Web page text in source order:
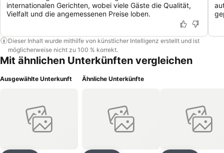
internationalen Gerichten, wobei viele Gäste die Qualität,
Vielfalt und die angemessenen Preise loben.
Dieser Inhalt wurde mithilfe von künstlicher Intelligenz erstellt und ist
möglicherweise nicht zu 100 % korrekt.
Mit ähnlichen Unterkünften vergleichen
Ausgewählte Unterkunft Ähnliche Unterkünfte